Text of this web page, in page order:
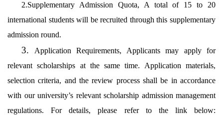
2.Supplementary Admission Quota, A total of 15 to 20
international students will be recruited through this supplementary
admission round.
3.
Application Requirements, Applicants may apply for
relevant scholarships at the same time. Application materials,
selection criteria, and the review process shall be in accordance
with our university’s relevant scholarship admission management
regulations. For details, please refer to the link below: